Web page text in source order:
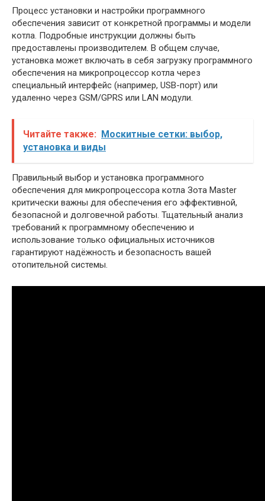
Процесс установки и настройки программного
обеспечения зависит от конкретной программы и модели
котла. Подробные инструкции должны быть
предоставлены производителем. В общем случае,
установка может включать в себя загрузку программного
обеспечения на микропроцессор котла через
специальный интерфейс (например, USB-порт) или
удаленно через GSM/GPRS или LAN модули.
Читайте также: Москитные сетки: выбор,
установка и виды
Правильный выбор и установка программного
обеспечения для микропроцессора котла Зота Master
критически важны для обеспечения его эффективной,
безопасной и долговечной работы. Тщательный анализ
требований к программному обеспечению и
использование только официальных источников
гарантируют надёжность и безопасность вашей
отопительной системы.